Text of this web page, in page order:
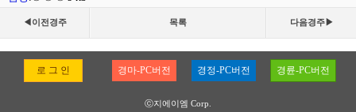
◀이전경주 목록 다음경주▶
로 그 인 경마-PC버전 경정-PC버전 경륜-PC버전
ⓒ지에이엠 Corp.